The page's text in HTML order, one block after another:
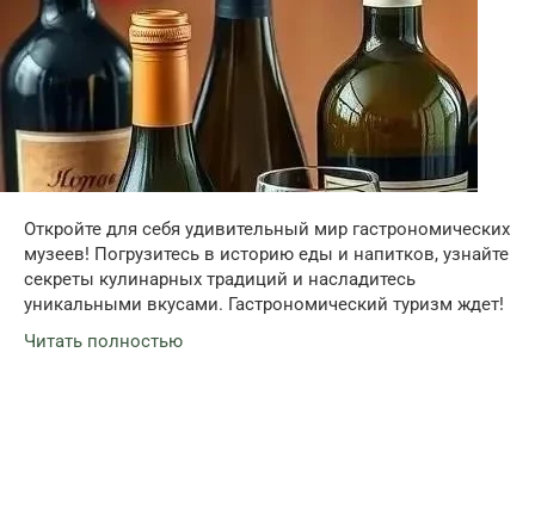
Откройте для себя удивительный мир гастрономических
музеев! Погрузитесь в историю еды и напитков, узнайте
секреты кулинарных традиций и насладитесь
уникальными вкусами. Гастрономический туризм ждет!
Читать полностью